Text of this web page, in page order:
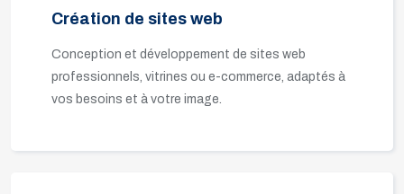
Création de sites web
Conception et développement de sites web
professionnels, vitrines ou e-commerce, adaptés à
vos besoins et à votre image.